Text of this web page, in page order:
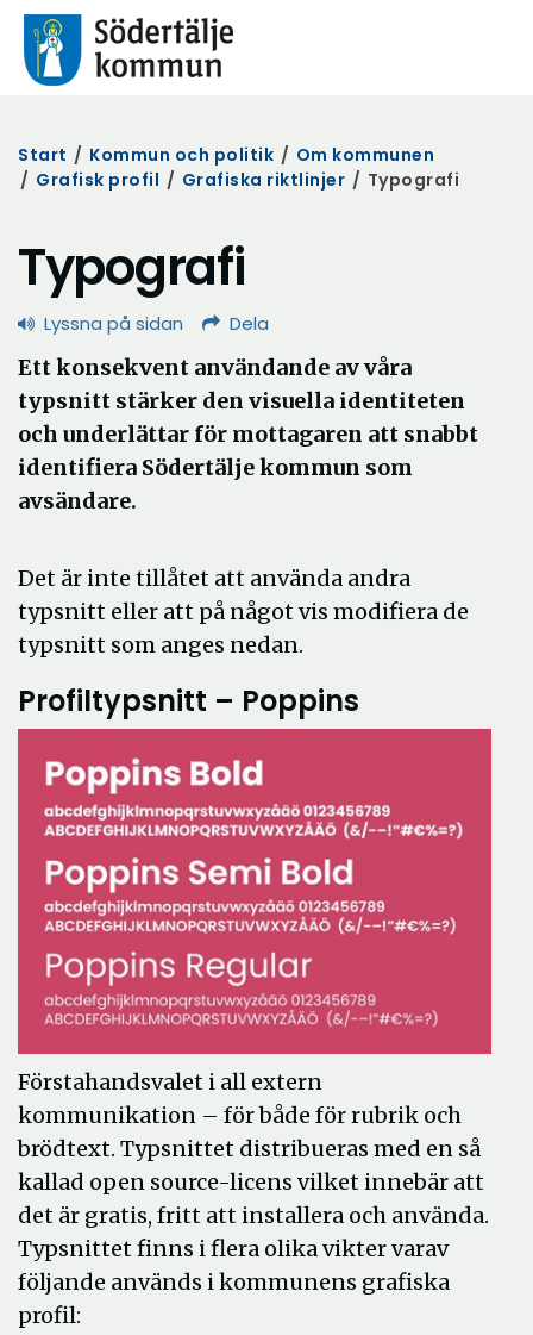
Start / Kommun och politik / Om kommunen
/ Grafisk profil / Grafiska riktlinjer / Typografi
Typografi
Lyssna på sidan Dela
Ett konsekvent användande av våra
typsnitt stärker den visuella identiteten
och underlättar för mottagaren att snabbt
identifiera Södertälje kommun som
avsändare.
Det är inte tillåtet att använda andra
typsnitt eller att på något vis modifiera de
typsnitt som anges nedan.
Profiltypsnitt – Poppins
Förstahandsvalet i all extern
kommunikation – för både för rubrik och
brödtext. Typsnittet distribueras med en så
kallad open source-licens vilket innebär att
det är gratis, fritt att installera och använda.
Typsnittet finns i flera olika vikter varav
följande används i kommunens grafiska
profil: